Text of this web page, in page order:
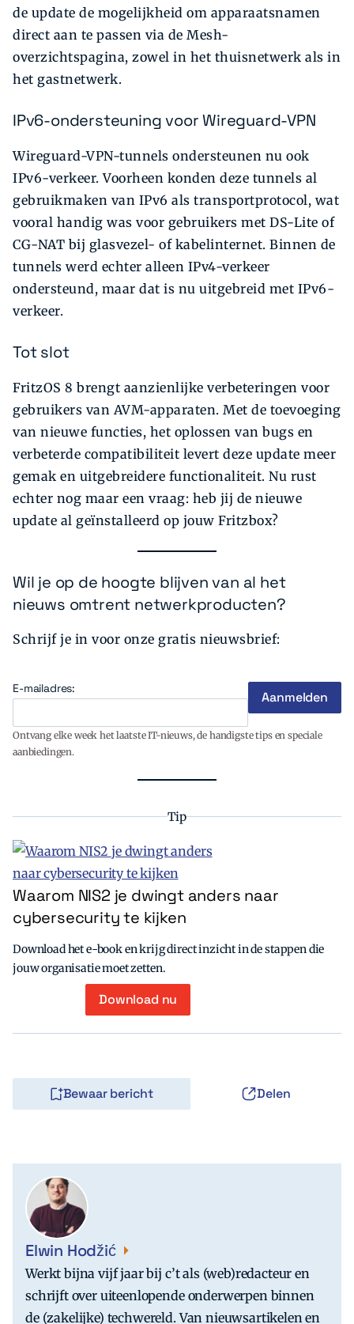
de update de mogelijkheid om apparaatsnamen
direct aan te passen via de Mesh-
overzichtspagina, zowel in het thuisnetwerk als in
het gastnetwerk.
IPv6-ondersteuning voor Wireguard-VPN
Wireguard-VPN-tunnels ondersteunen nu ook
IPv6-verkeer. Voorheen konden deze tunnels al
gebruikmaken van IPv6 als transportprotocol, wat
vooral handig was voor gebruikers met DS-Lite of
CG-NAT bij glasvezel- of kabelinternet. Binnen de
tunnels werd echter alleen IPv4-verkeer
ondersteund, maar dat is nu uitgebreid met IPv6-
verkeer.
Tot slot
FritzOS 8 brengt aanzienlijke verbeteringen voor
gebruikers van AVM-apparaten. Met de toevoeging
van nieuwe functies, het oplossen van bugs en
verbeterde compatibiliteit levert deze update meer
gemak en uitgebreidere functionaliteit. Nu rust
echter nog maar een vraag: heb jij de nieuwe
update al geïnstalleerd op jouw Fritzbox?
Wil je op de hoogte blijven van al het
nieuws omtrent netwerkproducten?
Schrijf je in voor onze gratis nieuwsbrief:
E-mailadres:
Ontvang elke week het laatste IT-nieuws, de handigste tips en speciale
aanbiedingen.
Tip
Waarom NIS2 je dwingt anders naar
cybersecurity te kijken
Download het e-book en krijg direct inzicht in de stappen die
jouw organisatie moet zetten.
Download nu
Bewaar bericht Delen
Elwin Hodžić
Werkt bijna vijf jaar bij c’t als (web)redacteur en
schrijft over uiteenlopende onderwerpen binnen
de (zakelijke) techwereld. Van nieuwsartikelen en